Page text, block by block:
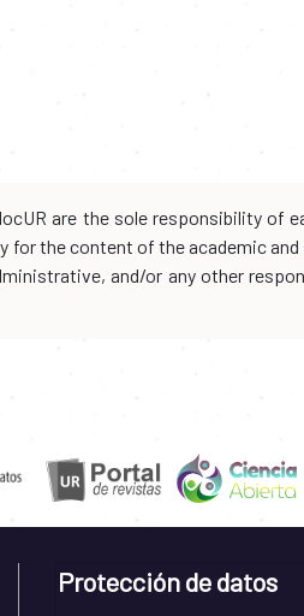
are the sole responsibility of
the content of the academic
and/or any other
Protección de datos